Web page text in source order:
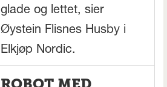
glade og lettet, sier
Øystein Flisnes Husby i
Elkjøp Nordic.